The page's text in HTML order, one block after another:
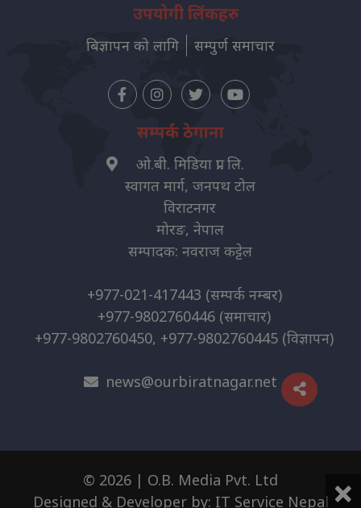
उपयोगी लिंकहरु
बिज्ञापन को लागि सम्पुर्ण समाचार
सम्पर्क ठेगाना
ओ.बी. मिडिया प्रा. लि.
स्वागत मार्ग, जनपथ टोल
विराटनगर
मोरङ, नेपाल
सम्पादक: नवराज कट्टेल
+977-021-417443 (सम्पर्क नम्बर)
+977-9802760446 (समाचार)
+977-9802760450, +977-9802760445 (विज्ञापन)
news@ourbiratnagar.net
© 2026 | O.B. Media Pvt. Ltd
Designed & Developer by: IT Service Nepal ×